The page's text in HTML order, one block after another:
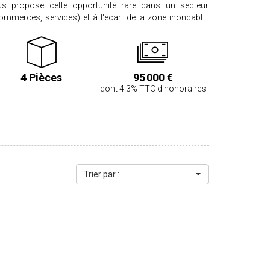
propose cette opportunité rare dans un secteur
services) et à l'écart de la zone inondable.
Rénovation complète à prévoir : isolation, chauffage,
retrouve une entrée qui dessert une pièce (bureau
et une salle de bains avec WC. A l'étage,
le jardin, un séjour avec belle cheminée, et deux
et WC. Grenier perdu. Abri de jardin. Fenêtres PVC
sur le site www.georisques.gouv.fr"
4 Pièces 95 000 €
dont 4.3% TTC d'honoraires
Trier par :